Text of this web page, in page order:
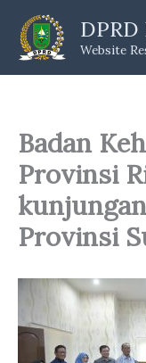
content
Website
Badan
Provinsi
Provinsi